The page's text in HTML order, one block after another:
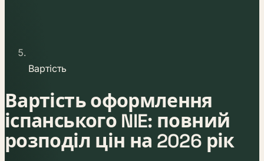
Вартість
Вартість оформлення
іспанського NIE: повний
розподіл цін на 2026 рік